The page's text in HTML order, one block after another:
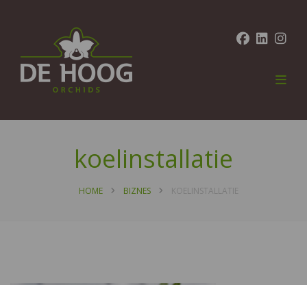
koelinstallatie
HOME BIZNES KOELINSTALLATIE